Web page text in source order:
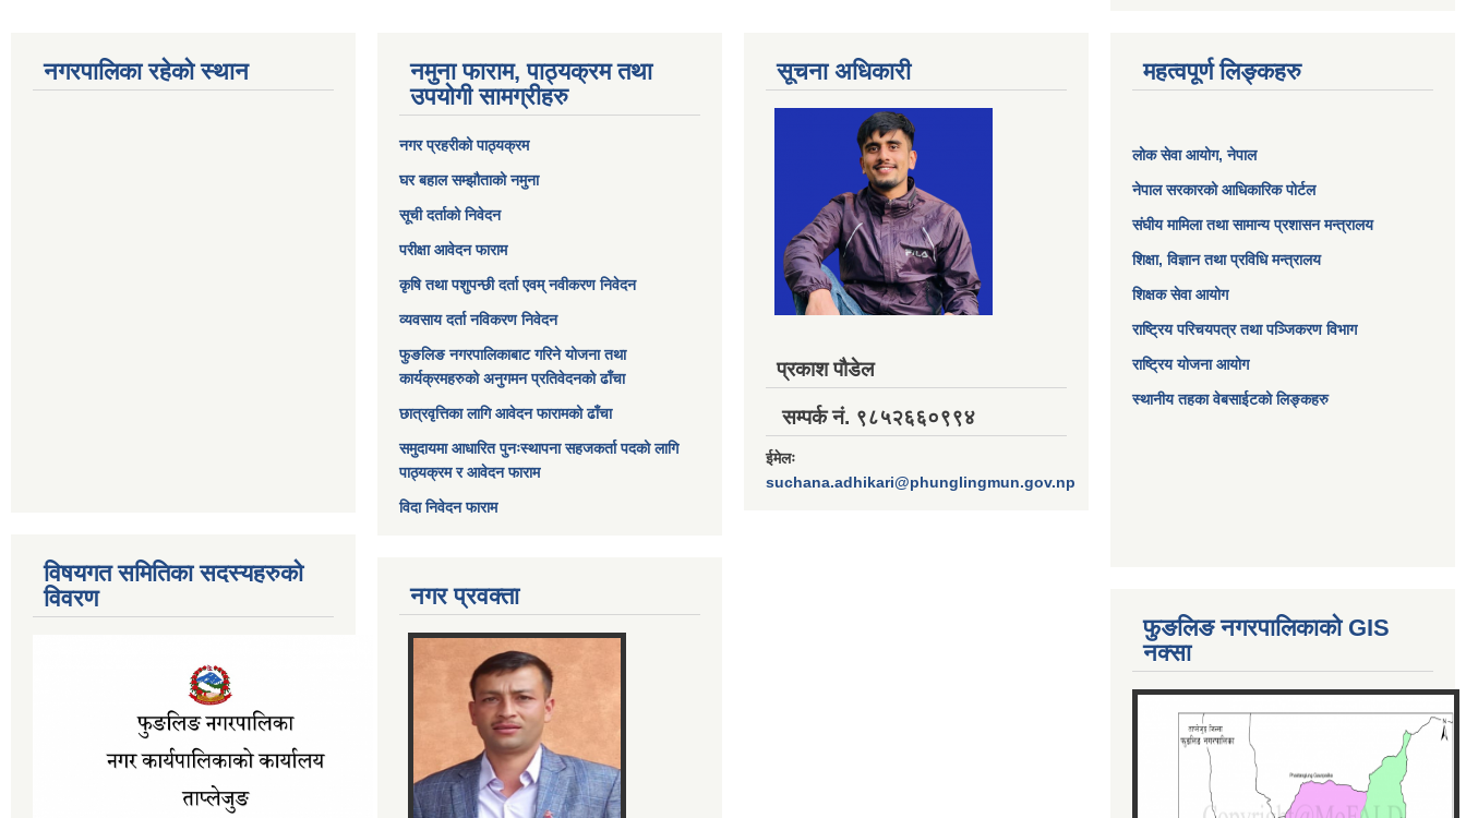
नगरपालिका रहेको स्थान
विषयगत समितिका सदस्यहरुको
विवरण
नमुना फाराम, पाठ्यक्रम तथा
उपयोगी सामग्रीहरु
नगर प्रहरीको पाठ्यक्रम
घर बहाल सम्झौताको नमुना
सूची दर्ताको निवेदन
परीक्षा आवेदन फाराम
कृषि तथा पशुपन्छी दर्ता एवम् नवीकरण निवेदन
व्यवसाय दर्ता नविकरण निवेदन
फुङलिङ नगरपालिकाबाट गरिने योजना तथा
कार्यक्रमहरुको अनुगमन प्रतिवेदनको ढाँचा
छात्रवृत्तिका लागि आवेदन फारामको ढाँचा
समुदायमा आधारित पुनःस्थापना सहजकर्ता पदको लागि
पाठ्यक्रम र आवेदन फाराम
विदा निवेदन फाराम
नगर प्रवक्ता
सूचना अधिकारी
प्रकाश पौडेल
सम्पर्क नं. ९८५२६६०९९४
ईमेलः
suchana.adhikari@phunglingmun.gov.np
महत्वपूर्ण लिङ्कहरु
लोक सेवा आयोग, नेपाल
नेपाल सरकारको आधिकारिक पोर्टल
संघीय मामिला तथा सामान्य प्रशासन मन्त्रालय
शिक्षा, विज्ञान तथा प्रविधि मन्त्रालय
शिक्षक सेवा आयोग
राष्ट्रिय परिचयपत्र तथा पञ्जिकरण विभाग
राष्ट्रिय योजना आयोग
स्थानीय तहका वेबसाईटको लिङ्कहरु
फुङलिङ नगरपालिकाको GIS
नक्सा